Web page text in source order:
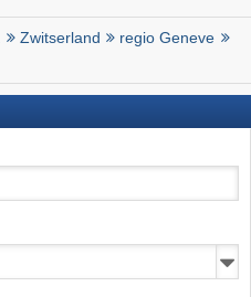
Zwitserland
regio Geneve